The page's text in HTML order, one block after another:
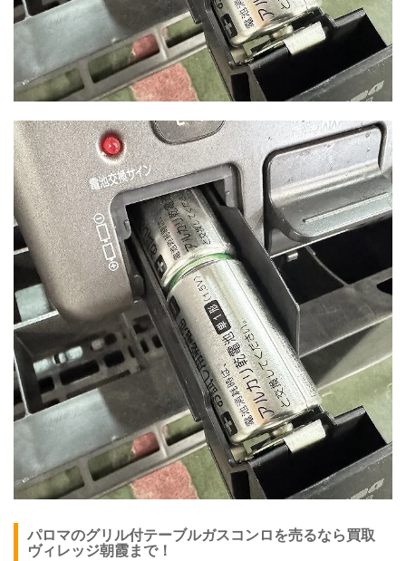
パロマのグリル付テーブルガスコンロを売るなら買取
ヴィレッジ朝霞まで！